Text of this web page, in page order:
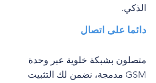
الذكي.
دائما على اتصال
متصلون بشبكة خلوية عبر وحدة
GSM مدمجة، نضمن لك التثبيت